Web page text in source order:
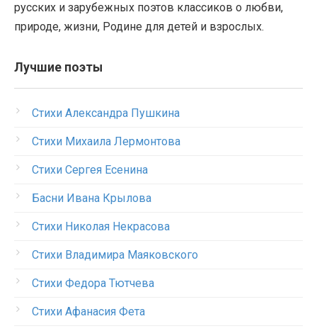
русских и зарубежных поэтов классиков о любви,
природе, жизни, Родине для детей и взрослых.
Лучшие поэты
Стихи Александра Пушкина
Стихи Михаила Лермонтова
Стихи Сергея Есенина
Басни Ивана Крылова
Стихи Николая Некрасова
Стихи Владимира Маяковского
Стихи Федора Тютчева
Стихи Афанасия Фета